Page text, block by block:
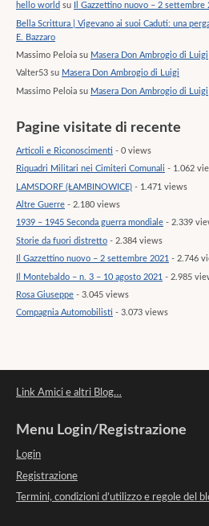
hello world su Il Gazzettino nuovo – 2 settembre
Bella Scrittura | Vigevano ai suoi Caduti: una
E. Bazzaro
Massimo Peloia su Masera Don Ambrogio di Luigi
Valter53 su Masera Don Ambrogio di Luigi
Massimo Peloia su Masera Don Ambrogio di Luigi
Pagine visitate di recente
Articoli e Riconoscimenti - 0 views
Riquadri Militari nei Cimiteri Comunali - 1.062
LAMSDORF (ŁAMBINOWICE) - 1.471 views
Altre Guerre - 2.180 views
1939 – 1945 Seconda guerra mondiale - 2.339
Storie da fuori distretto - 2.384 views
Il Gazzettino nuovo – 2 settembre 2021 - 2.746
Il Montebaldo – n. 3 – 10 agosto 2021 - 2.985
Rosa Giuseppe - 3.045 views
Compagnia Automobilisti - 3.073 views
Link Amici e altri Blog…
Menu Login/Registrazione
Login
Registrazione
Termini, condizioni d’utilizzo e regole del